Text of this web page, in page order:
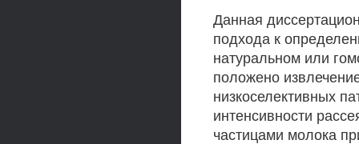
Данная
подхода к
натуральном или
положено
низкоселективных
интенсивности
частицами молока